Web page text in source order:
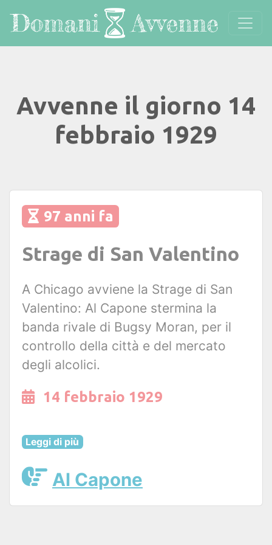
Avvenne il giorno 14
febbraio 1929
97 anni fa
Strage di San Valentino
A Chicago avviene la Strage di San
Valentino: Al Capone stermina la
banda rivale di Bugsy Moran, per il
controllo della città e del mercato
degli alcolici.
14 febbraio 1929
Leggi di più
Al Capone